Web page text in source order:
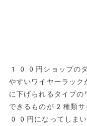
100円ショップのダ
やすいワイヤーラック
に下げられるタイプ
できるものが2種類サ
00円になってしまい